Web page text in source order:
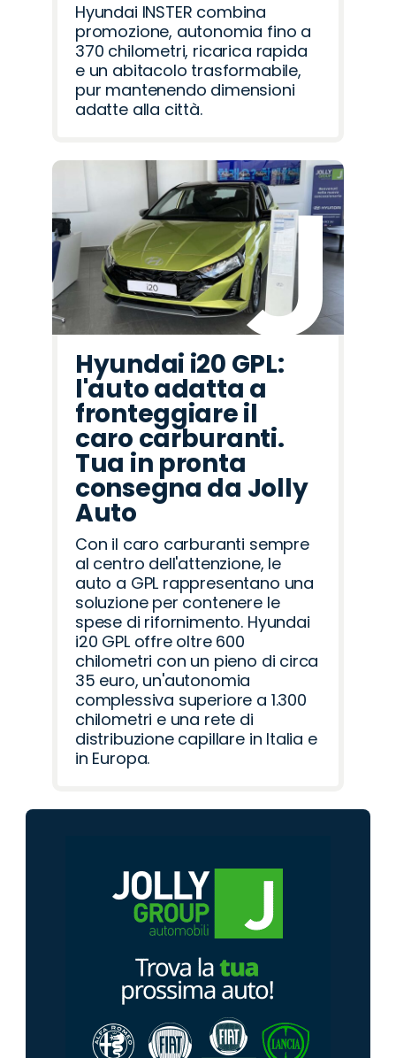
Hyundai INSTER combina
promozione, autonomia fino a
370 chilometri, ricarica rapida
e un abitacolo trasformabile,
pur mantenendo dimensioni
adatte alla città.
Hyundai i20 GPL:
l'auto adatta a
fronteggiare il
caro carburanti.
Tua in pronta
consegna da Jolly
Auto
Con il caro carburanti sempre
al centro dell'attenzione, le
auto a GPL rappresentano una
soluzione per contenere le
spese di rifornimento. Hyundai
i20 GPL offre oltre 600
chilometri con un pieno di circa
35 euro, un'autonomia
complessiva superiore a 1.300
chilometri e una rete di
distribuzione capillare in Italia e
in Europa.